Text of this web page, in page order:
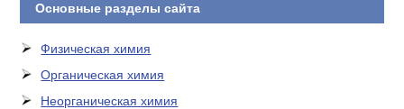
Основные разделы сайта
Физическая химия
Органическая химия
Неорганическая химия